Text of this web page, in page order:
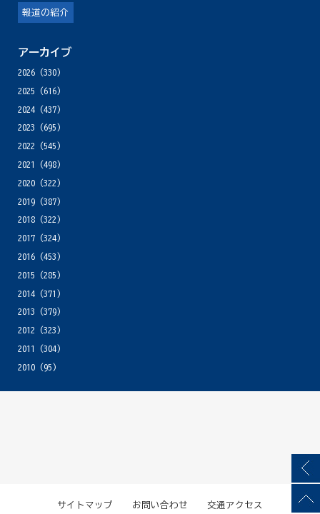
報道の紹介
アーカイブ
2026(330)
2025 (616)
2024(437)
2023 (695)
2022 (545)
2021
(498)
2020(322)
2019(387)
2018(322)
2017(324)
2016(453)
2015 (285)
2014(371)
2013 (379)
2012 (323)
2011
(304)
2010(95)
サイトマップ お問い合わせ 交通アクセス